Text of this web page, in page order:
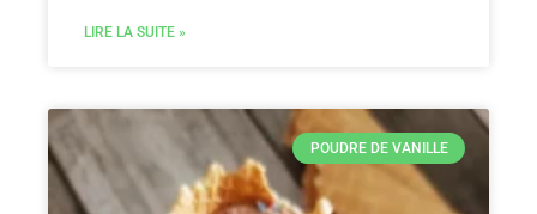
LIRE LA SUITE »
POUDRE DE VANILLE